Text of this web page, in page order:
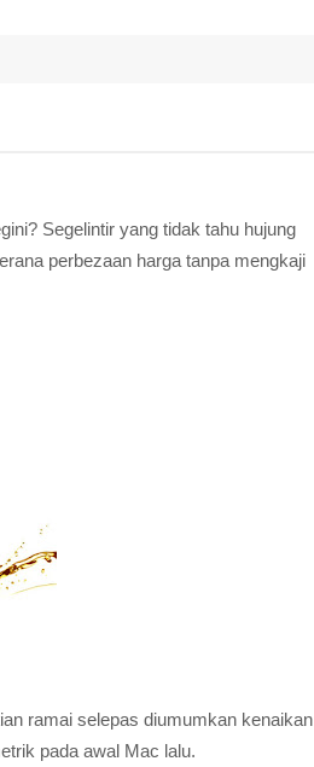
Segelintir yang tidak tahu hujung
perbezaan harga tanpa mengkaji
ramai selepas diumumkan kenaikan
pada awal Mac lalu.